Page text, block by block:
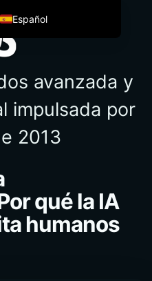
avanzada y
impulsada por
2013
qué la IA
humanos
Español
English
Français
Italiano
Deutsch
简体中文
繁體中文